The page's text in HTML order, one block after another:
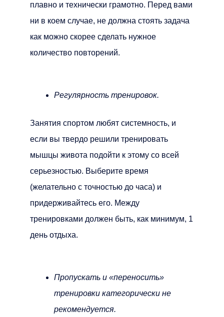
плавно и технически грамотно. Перед вами
ни в коем случае, не должна стоять задача
как можно скорее сделать нужное
количество повторений.
Регулярность тренировок.
Занятия спортом любят системность, и
если вы твердо решили тренировать
мышцы живота подойти к этому со всей
серьезностью. Выберите время
(желательно с точностью до часа) и
придерживайтесь его. Между
тренировками должен быть, как минимум, 1
день отдыха.
Пропускать и «переносить»
тренировки категорически не
рекомендуется.